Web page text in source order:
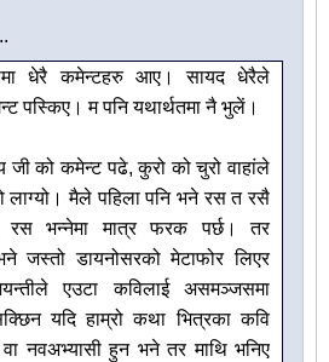
धेरै कमेन्टहरु आए। सायद धेरैले
पस्किए। म पनि यथार्थतमा नै भुलें।
को कमेन्ट पढे, कुरो को चुरो वाहांले
लाग्यो। मैले पहिला पनि भने रस त रसै
भन्नेमा मात्र फरक पर्छ। तर
जस्तो डायनोसरको मेटाफोर लिएर
एउटा कविलाई असमञ्जसमा
यदि हाम्रो कथा भित्रका कवि
नवअभ्यासी हुन भने तर माथि भनिए